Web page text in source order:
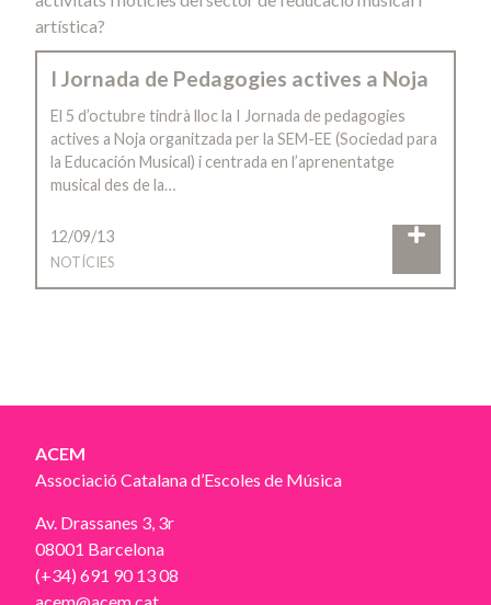
artística?
I Jornada de Pedagogies actives a Noja
El 5 d’octubre tindrà lloc la I Jornada de pedagogies
actives a Noja organitzada per la SEM-EE (Sociedad para
la Educación Musical) i centrada en l’aprenentatge
musical des de la…
12/09/13
NOTÍCIES
ACEM
Associació Catalana d’Escoles de Música
Av. Drassanes 3, 3r
08001 Barcelona
(+34) 691 90 13 08